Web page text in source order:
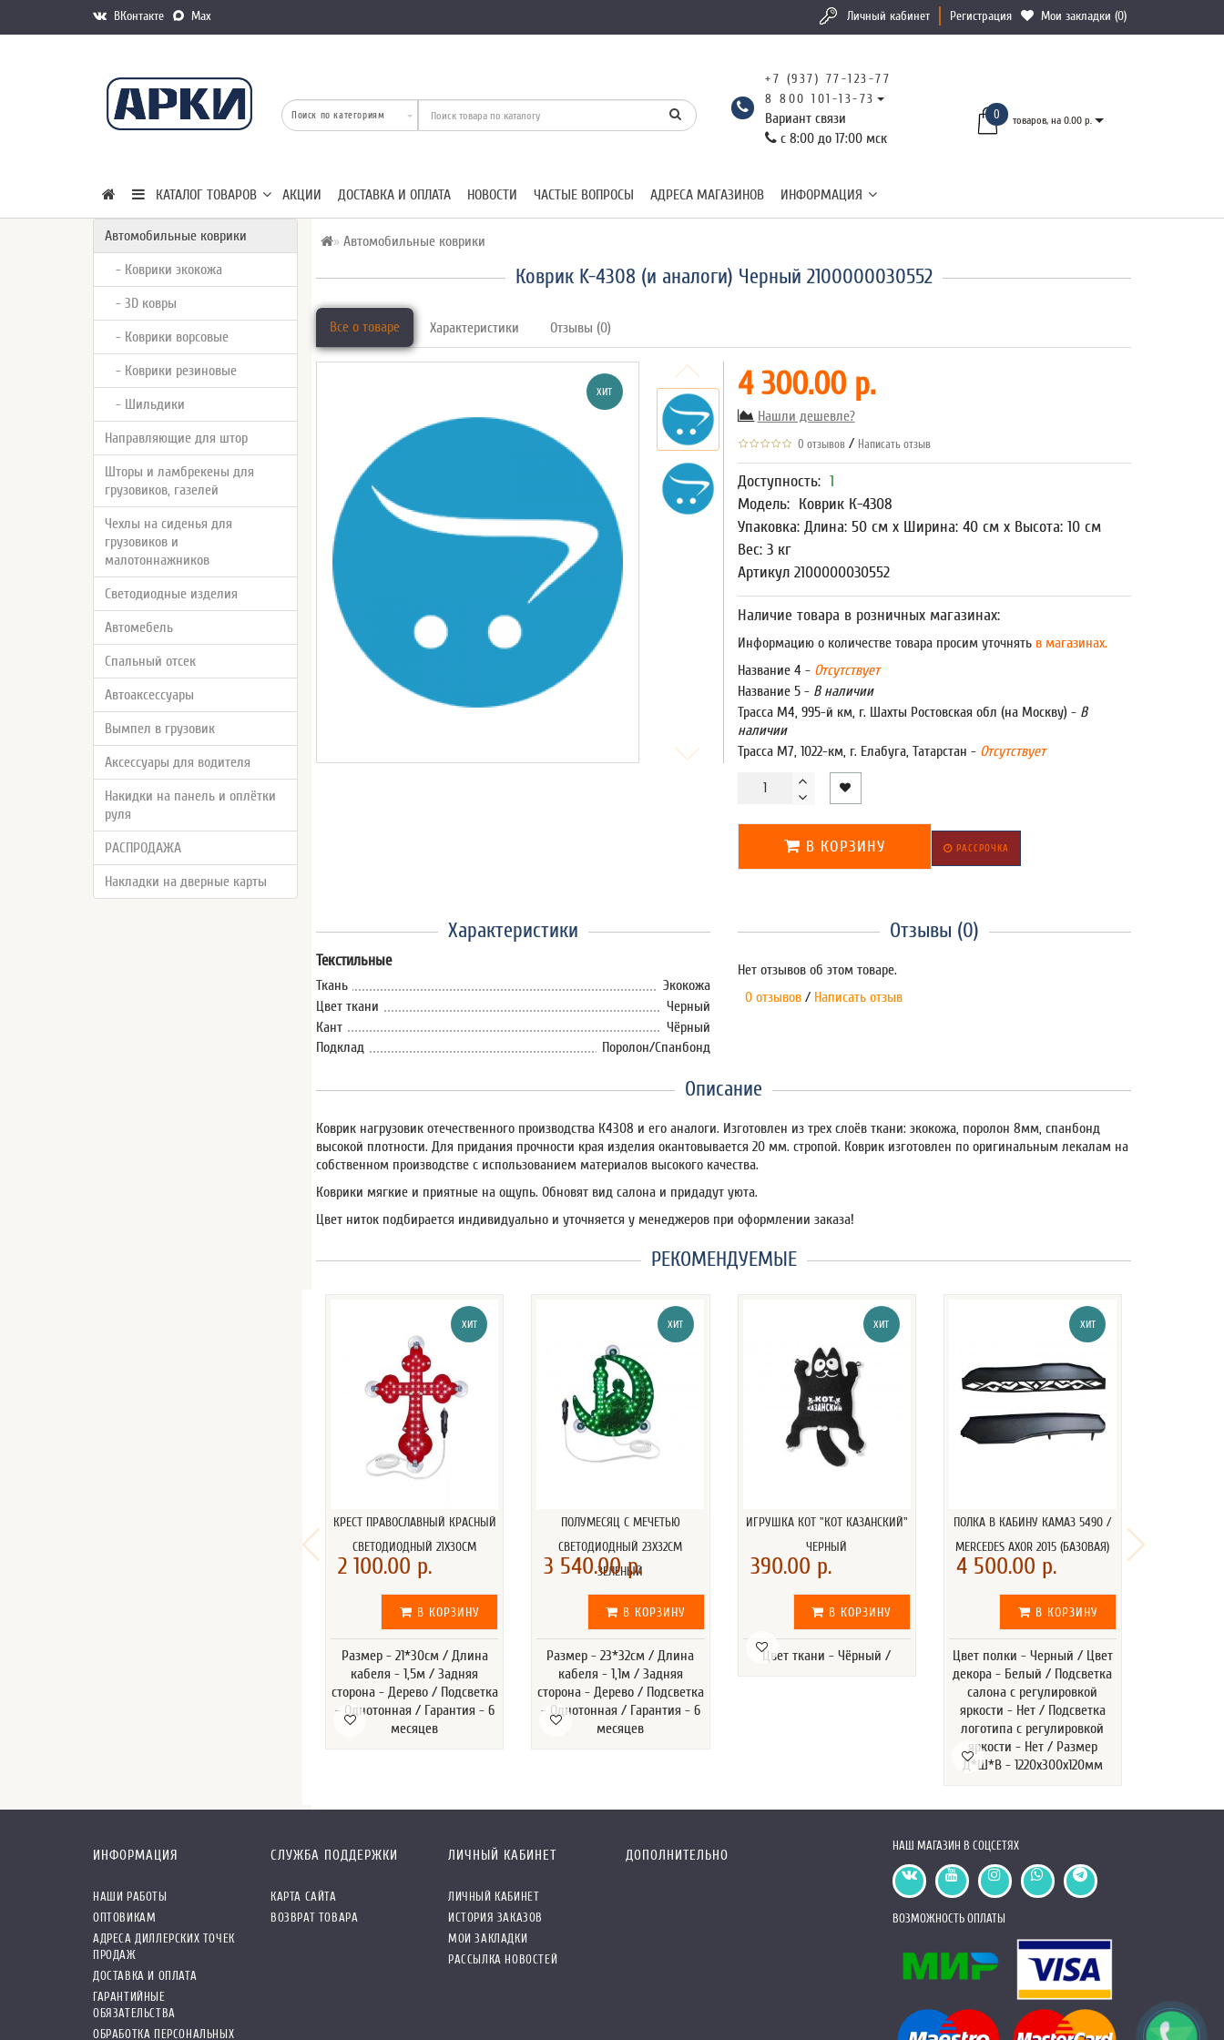
ВКонтакте Max Личный кабинет Регистрация Мои закладки (0)
+7 (937) 77-123-77
8 800 101-13-73
Вариант связи
с 8:00 до 17:00 мск
0 товаров, на 0.00 р.
КАТАЛОГ ТОВАРОВ АКЦИИ ДОСТАВКА И ОПЛАТА НОВОСТИ ЧАСТЫЕ ВОПРОСЫ АДРЕСА МАГАЗИНОВ ИНФОРМАЦИЯ
Автомобильные коврики
- Коврики экокожа
- 3D ковры
- Коврики ворсовые
- Коврики резиновые
- Шильдики
Направляющие для штор
Шторы и ламбрекены для
грузовиков, газелей
Чехлы на сиденья для
грузовиков и
малотоннажников
Светодиодные изделия
Автомебель
Спальный отсек
Автоаксессуары
Вымпел в грузовик
Аксессуары для водителя
Накидки на панель и оплётки
руля
РАСПРОДАЖА
Накладки на дверные карты
Автомобильные коврики
Коврик K-4308 (и аналоги) Черный 2100000030552
Все о товаре Характеристики Отзывы (0)
ХИТ 4 300.00 р.
Нашли дешевле?
0 отзывов / Написать отзыв
Доступность: 1
Модель: Коврик К-4308
Упаковка: Длина: 50 см x Ширина: 40 см x Высота: 10 см
Вес: 3 кг
Артикул 2100000030552
Наличие товара в розничных магазинах:
Информацию о количестве товара просим уточнятьв магазинах.
Название 4 - Отсутствует
Название 5 - В наличии
Трасса М4, 995-й км, г. Шахты Ростовская обл (на Москву) - В
наличии
Трасса М7, 1022-км, г. Елабуга, Татарстан - Отсутствует
В КОРЗИНУ РАССРОЧКА
Характеристики
Текстильные
Ткань
Экокожа
Цвет ткани
Черный
Кант
Чёрный
Подклад
Поролон/Спанбонд
Отзывы (0)
Нет отзывов об этом товаре.
0 отзывов / Написать отзыв
Описание
Коврик нагрузовик отечественного производства К4308 и его аналоги. Изготовлен из трех слоёв ткани: экокожа, поролон 8мм, спанбонд
высокой плотности. Для придания прочности края изделия окантовывается 20 мм. стропой. Коврик изготовлен по оригинальным лекалам на
собственном производстве с использованием материалов высокого качества.
Коврики мягкие и приятные на ощупь. Обновят вид салона и придадут уюта.
Цвет ниток подбирается индивидуально и уточняется у менеджеров при оформлении заказа!
РЕКОМЕНДУЕМЫЕ
ХИТ
КРЕСТ ПРАВОСЛАВНЫЙ КРАСНЫЙ
СВЕТОДИОДНЫЙ 21Х30СМ
2 100.00 р.
В КОРЗИНУ
Размер - 21*30см / Длина
кабеля - 1,5м / Задняя
сторона - Дерево / Подсветка
- Однотонная / Гарантия - 6
месяцев
ХИТ
ПОЛУМЕСЯЦ С МЕЧЕТЬЮ
СВЕТОДИОДНЫЙ 23Х32СМ
ЗЕЛЕНЫЙ
3 540.00 р.
В КОРЗИНУ
Размер - 23*32см / Длина
кабеля - 1,1м / Задняя
сторона - Дерево / Подсветка
- Однотонная / Гарантия - 6
месяцев
ХИТ
ИГРУШКА КОТ "КОТ КАЗАНСКИЙ"
ЧЕРНЫЙ
390.00 р.
В КОРЗИНУ
Цвет ткани - Чёрный /
ХИТ
ПОЛКА В КАБИНУ КАМАЗ 5490 /
MERCEDES AXOR 2015 (БАЗОВАЯ)
4 500.00 р.
В КОРЗИНУ
Цвет полки - Черный / Цвет
декора - Белый / Подсветка
салона с регулировкой
яркости - Нет / Подсветка
логотипа с регулировкой
яркости - Нет / Размер
Д*Ш*В - 1220х300х120мм
ИНФОРМАЦИЯ
НАШИ РАБОТЫ
ОПТОВИКАМ
АДРЕСА ДИЛЛЕРСКИХ ТОЧЕК
ПРОДАЖ
ДОСТАВКА И ОПЛАТА
ГАРАНТИЙНЫЕ
ОБЯЗАТЕЛЬСТВА
ОБРАБОТКА ПЕРСОНАЛЬНЫХ
СЛУЖБА ПОДДЕРЖКИ
КАРТА САЙТА
ВОЗВРАТ ТОВАРА
ЛИЧНЫЙ КАБИНЕТ
ЛИЧНЫЙ КАБИНЕТ
ИСТОРИЯ ЗАКАЗОВ
МОИ ЗАКЛАДКИ
РАССЫЛКА НОВОСТЕЙ
ДОПОЛНИТЕЛЬНО
НАШ МАГАЗИН В СОЦСЕТЯХ
ВОЗМОЖНОСТЬ ОПЛАТЫ